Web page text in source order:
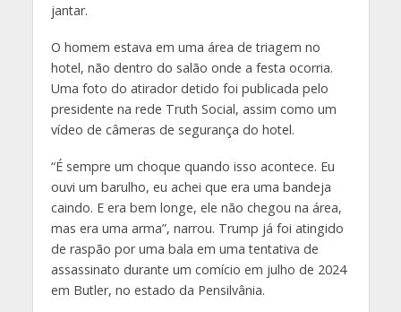
jantar.
O homem estava em uma área de triagem no
hotel, não dentro do salão onde a festa ocorria.
Uma foto do atirador detido foi publicada pelo
presidente na rede Truth Social, assim como um
vídeo de câmeras de segurança do hotel.
“É sempre um choque quando isso acontece. Eu
ouvi um barulho, eu achei que era uma bandeja
caindo. E era bem longe, ele não chegou na área,
mas era uma arma”, narrou. Trump já foi atingido
de raspão por uma bala em uma tentativa de
assassinato durante um comício em julho de 2024
em Butler, no estado da Pensilvânia.